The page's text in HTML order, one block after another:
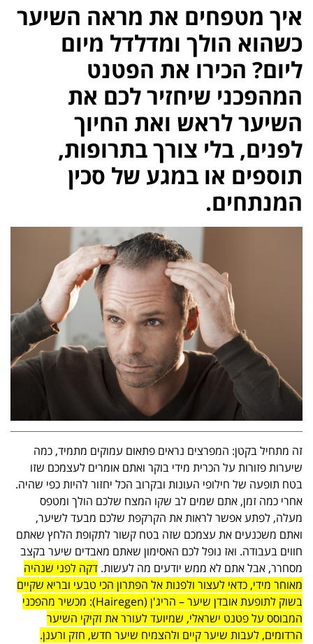
איך מטפחים את מראה השיער
כשהוא הולך ומדלדל מיום
ליום? הכירו את הפטנט
המהפכני שיחזיר לכם את
השיער לראש ואת החיוך
לפנים, בלי צורך בתרופות,
תוספים או במגע של סכין
המנתחים.
זה מתחיל בקטן: המפרצים נראים פתאום עמוקים מתמיד, כמה
שיערות פזורות על הכרית מידי בוקר ואתם אומרים לעצמכם שזו
בטח תופעה של חילופי העונות ובקרוב הכל יחזור להיות כפי שהיה.
אחרי כמה זמן, אתם שמים לב שקו המצח שלכם הולך ומטפס
מעלה, לפתע אפשר לראות את הקרקפת שלכם מבעד לשיער,
ואתם משכנעים את עצמכם שזה בטח קשור לתקופת הלחץ שאתם
חווים בעבודה. ואז נופל לכם האסימון שאתם מאבדים שיער בקצב
מסחרר, אבל אתם לא ממש יודעים מה לעשות. דקה לפני שנהיה
מאוחר מידי, כדאי לעצור ולפנות אל הפתרון הכי טבעי ובריא שקיים
בשוק לתופעת אובדן שיער – הריג'ן (Hairegen): מכשיר מהפכני
המבוסס על פטנט ישראלי, שמיועד לעורר את זקיקי השיער
הרדומים, לעבות שיער קיים ולהצמיח שיער חדש, חזק ורענן.